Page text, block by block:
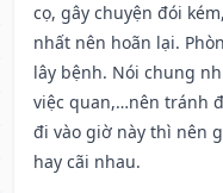
cọ, gây chuyện đói
nhất nên hoãn lại.
lây bệnh. Nói chung
việc quan,…nên tránh
đi vào giờ này thì nên
hay cãi nhau.